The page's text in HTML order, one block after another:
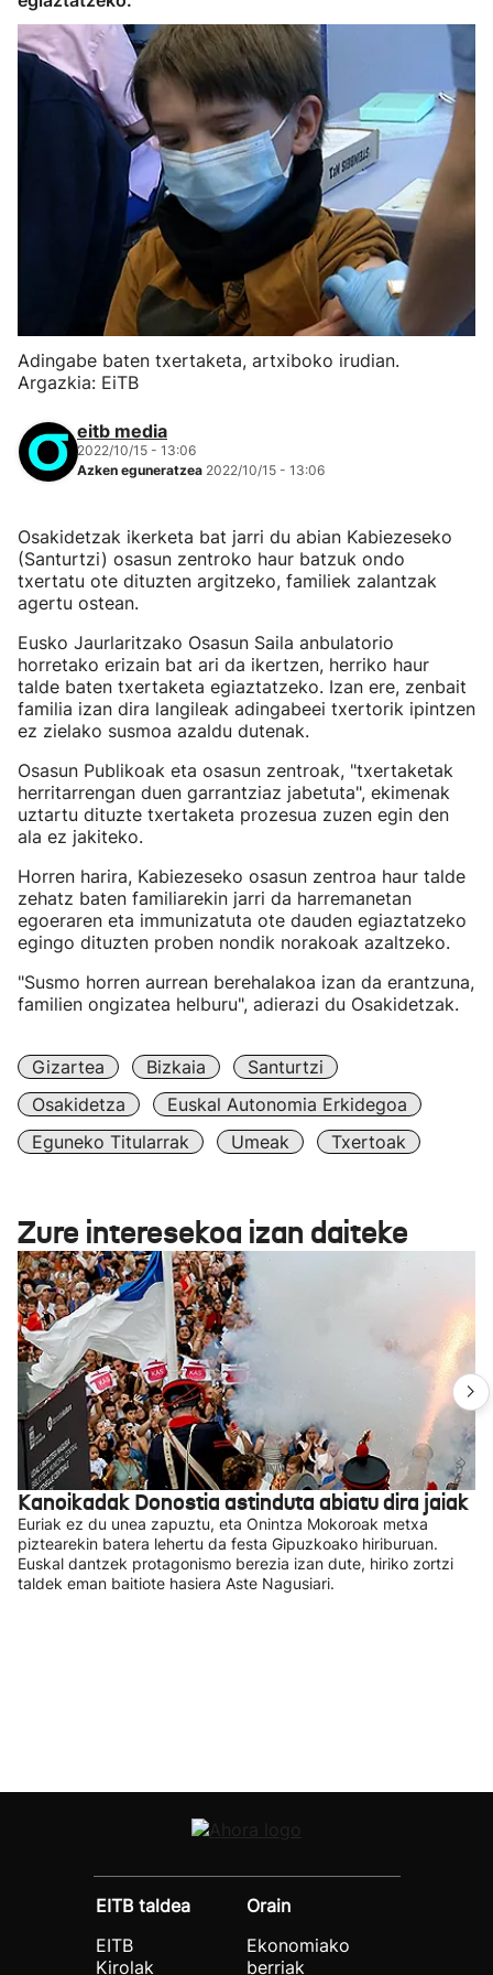
Adingabe baten txertaketa, artxiboko irudian.
Argazkia: EiTB
eitb media
2022/10/15 - 13:06
Azken eguneratzea 2022/10/15 - 13:06
Osakidetzak ikerketa bat jarri du abian Kabiezeseko
(Santurtzi) osasun zentroko haur batzuk ondo
txertatu ote dituzten argitzeko, familiek zalantzak
agertu ostean.
Eusko Jaurlaritzako Osasun Saila anbulatorio
horretako erizain bat ari da ikertzen, herriko haur
talde baten txertaketa egiaztatzeko. Izan ere, zenbait
familia izan dira langileak adingabeei txertorik ipintzen
ez zielako susmoa azaldu dutenak.
Osasun Publikoak eta osasun zentroak, "txertaketak
herritarrengan duen garrantziaz jabetuta", ekimenak
uztartu dituzte txertaketa prozesua zuzen egin den
ala ez jakiteko.
Horren harira, Kabiezeseko osasun zentroa haur talde
zehatz baten familiarekin jarri da harremanetan
egoeraren eta immunizatuta ote dauden egiaztatzeko
egingo dituzten proben nondik norakoak azaltzeko.
"Susmo horren aurrean berehalakoa izan da erantzuna,
familien ongizatea helburu", adierazi du Osakidetzak.
Gizartea Bizkaia
Santurtzi
Osakidetza
Euskal Autonomia Erkidegoa
Eguneko Titularrak
Umeak Txertoak
Zure interesekoa izan daiteke
Kanoikadak Donostia astinduta abiatu dira jaiak
Euriak ez du unea zapuztu, eta Onintza Mokoroak metxa
piztearekin batera lehertu da festa Gipuzkoako hiriburuan.
Euskal dantzek protagonismo berezia izan dute, hiriko zortzi
taldek eman baitiote hasiera Aste Nagusiari.
EITB taldea
EITB
Kirolak
Orain
Ekonomiako
berriak